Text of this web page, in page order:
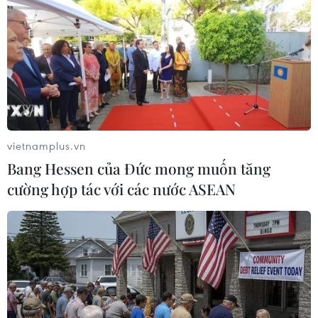
vietnamplus.vn
Bang Hessen của Đức mong muốn tăng
cường hợp tác với các nước ASEAN